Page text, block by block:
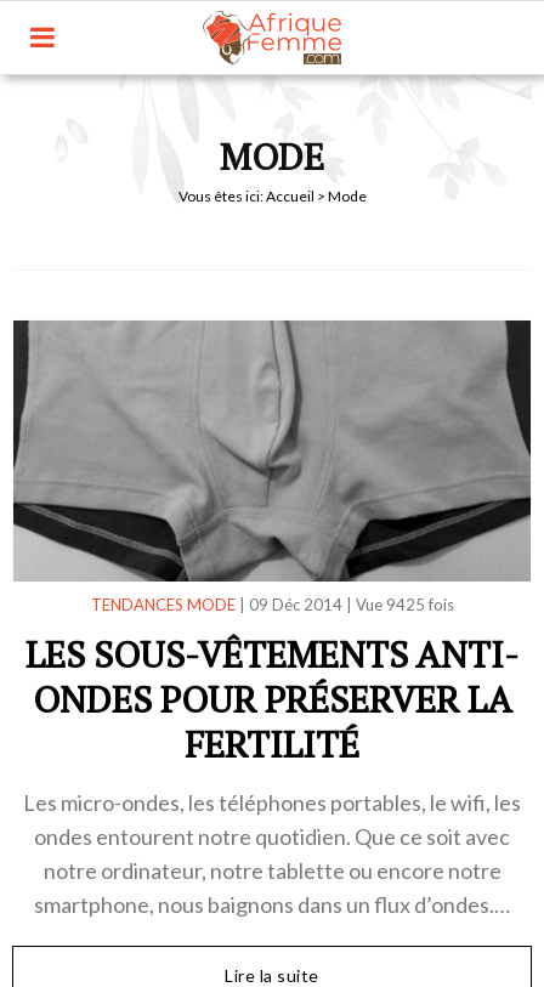
MODE
Vous êtes ici:Accueil > Mode
TENDANCES MODE| 09 Déc 2014| Vue 9425 fois
LES SOUS-VÊTEMENTS ANTI-
ONDES POUR PRÉSERVER LA
FERTILITÉ
Les micro-ondes, les téléphones portables, le wifi, les
ondes entourent notre quotidien. Que ce soit avec
notre ordinateur, notre tablette ou encore notre
smartphone, nous baignons dans un flux d’ondes.…
Lire la suite